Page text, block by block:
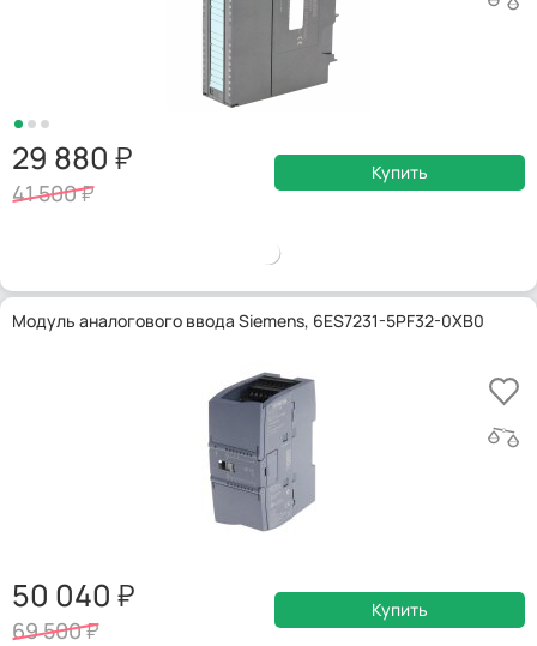
29 880
41 500
Купить
Модуль аналогового ввода Siemens, 6ES7231-5PF32-0XB0
50 040
69 500
Купить